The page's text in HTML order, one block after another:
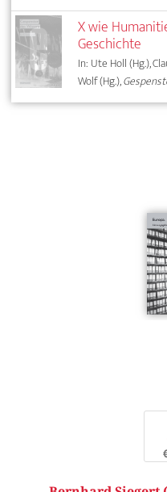
X wie
Geschichte
In: Ute Holl (Hg.),
Wolf (Hg.),